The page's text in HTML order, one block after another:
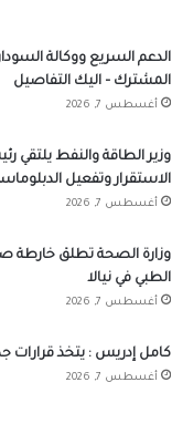
الدعم السريع ووكالة
المشترك – اليك التفاصيل
أغسطس 7, 2026
وزير الطاقة والنفط يلتقي
الاستقرار وتفعيل
أغسطس 7, 2026
وزارة الصحة تطلق خارطة
الطبي في نيالا
أغسطس 7, 2026
كامل إدريس : يتخذ قرارات
أغسطس 7, 2026